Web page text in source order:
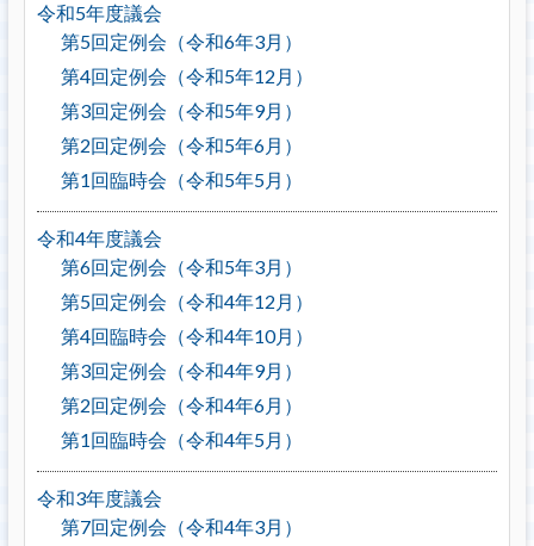
令和5年度議会
第5回定例会（令和6年3月）
第4回定例会（令和5年12月）
第3回定例会（令和5年9月）
第2回定例会（令和5年6月）
第1回臨時会（令和5年5月）
令和4年度議会
第6回定例会（令和5年3月）
第5回定例会（令和4年12月）
第4回臨時会（令和4年10月）
第3回定例会（令和4年9月）
第2回定例会（令和4年6月）
第1回臨時会（令和4年5月）
令和3年度議会
第7回定例会（令和4年3月）